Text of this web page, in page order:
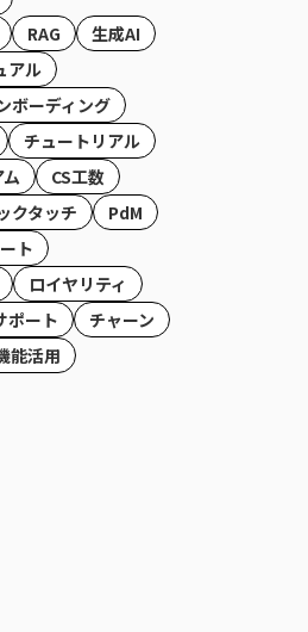
RAG
生成AI
アル
ボーディング
チュートリアル
CS工数
クタッチ
PdM
ト
ロイヤリティ
ポート
チャーン
能活用